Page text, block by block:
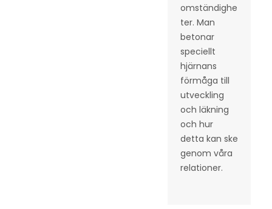
omständighe
ter. Man
betonar
speciellt
hjärnans
förmåga till
utveckling
och läkning
och hur
detta kan ske
genom våra
relationer.